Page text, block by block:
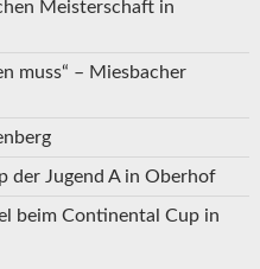
Meisterschaft in
muss“ – Miesbacher
der Jugend A in Oberhof
beim Continental Cup in